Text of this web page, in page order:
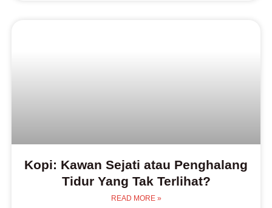
Kopi: Kawan Sejati atau Penghalang
Tidur Yang Tak Terlihat?
READ MORE »